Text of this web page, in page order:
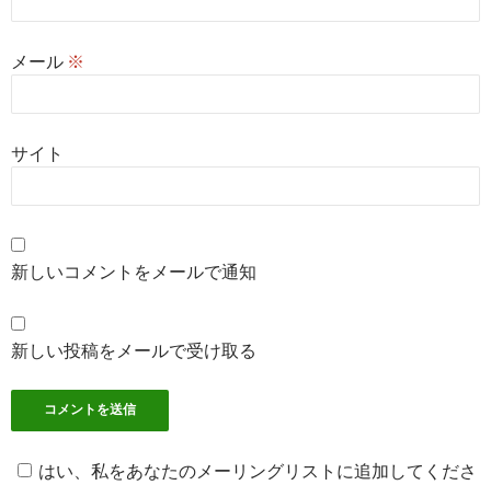
メール ※
サイト
新しいコメントをメールで通知
新しい投稿をメールで受け取る
はい、私をあなたのメーリングリストに追加してくださ